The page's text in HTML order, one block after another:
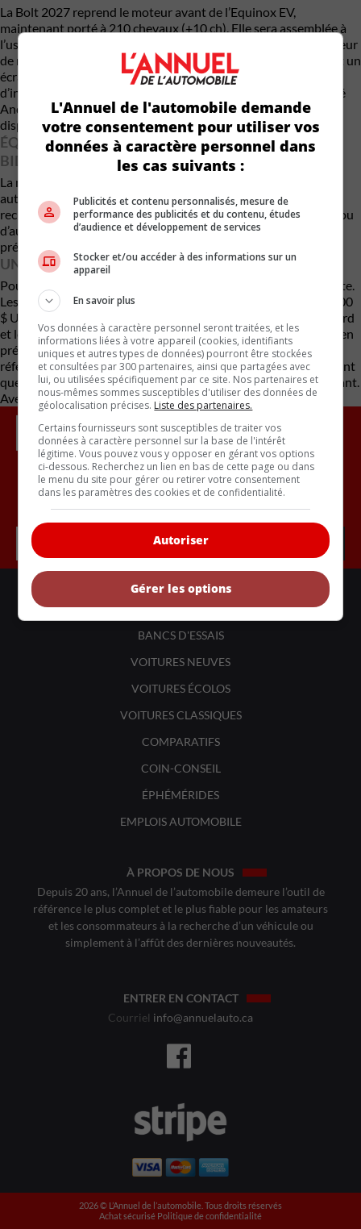
La Bolt 2027 reprend le moteur avant de l’Equinox EV,
maintenant porté à 210 chevaux (+10 ch). Elle sera assemblée à
l’usine GM de Kansas City, confirmant la volonté du constructeur
de rapatrier la production sur le sol américain. L’intérieur reçoit un
écran numérique de 11 pouces et un système
d’infodivertissement central de 11,3 pouces, avec compatibilité
Android Auto et Google intégré. Toutefois, Apple CarPlay
disparaît, un choix qui risque de faire débat.
ÉQUIPEMENT MODERNE ET RECHARGE
BIDIRECTIONNELLE
La nouvelle Bolt offrira en option le système de conduite semi-
autonome Super Cruise, une pompe à chaleur de série et la
recharge bidirectionnelle, permettant d’alimenter une maison ou
d’autres appareils. Une version RS plus sportive est également
prévue autour de 32 000 $ US.
UNE CONCURRENCE ENCORE TIMIDE
Pour l’instant, ni Tesla ni Ford n’offrent de véritable rivale directe.
Les Model 3 et Model Y de base coûtent toujours plus de 38 000
$ US, tandis que le futur camion électrique à 30 000 $ US de Ford
et le pickup économique de la jeune marque Slate sont encore en
préparation. En attendant, la Chevrolet Bolt 2027 devient la
référence des véhicules électriques abordables, tout en prouvant
que l’innovation ne doit pas forcément rimer avec prix exorbitant.
Avec des renseignements de Motor 1
Inscrivez vous à l'infolettre.
LIENS UTILES
ACTUALITÉS
BANCS D'ESSAIS
VOITURES NEUVES
VOITURES ÉCOLOS
VOITURES CLASSIQUES
COMPARATIFS
COIN-CONSEIL
ÉPHÉMÉRIDES
EMPLOIS AUTOMOBILE
À PROPOS DE NOUS
Depuis 20 ans, l’Annuel de l’automobile demeure l’outil de
référence le plus complet et le plus fiable pour les amateurs
et les consommateurs à la recherche d’un véhicule ou
simplement à l’affût des dernières nouveautés.
ENTRER EN CONTACT
Courriel info@annuelauto.ca
2026 ©️ L’Annuel de l’automobile. Tous droits réservés
Achat sécurisé Politique de confidentialité
L'Annuel de l'automobile demande
votre consentement pour utiliser vos
données à caractère personnel dans
les cas suivants :
Publicités et contenu personnalisés, mesure de
performance des publicités et du contenu, études
d’audience et développement de services
Stocker et/ou accéder à des informations sur un
appareil
En savoir plus
Vos données à caractère personnel seront traitées, et les
informations liées à votre appareil (cookies, identifiants
uniques et autres types de données) pourront être stockées
et consultées par 300 partenaires, ainsi que partagées avec
lui, ou utilisées spécifiquement par ce site. Nos partenaires et
nous-mêmes sommes susceptibles d'utiliser des données de
géolocalisation précises. Liste des partenaires.
Certains fournisseurs sont susceptibles de traiter vos
données à caractère personnel sur la base de l'intérêt
légitime. Vous pouvez vous y opposer en gérant vos options
ci-dessous. Recherchez un lien en bas de cette page ou dans
le menu du site pour gérer ou retirer votre consentement
dans les paramètres des cookies et de confidentialité.
Autoriser
Gérer les options